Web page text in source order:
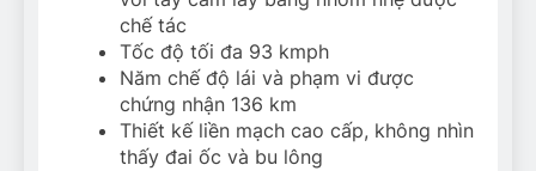
chế tác
Tốc độ tối đa 93 kmph
Năm chế độ lái và phạm vi được
chứng nhận 136 km
Thiết kế liền mạch cao cấp, không nhìn
thấy đai ốc và bu lông